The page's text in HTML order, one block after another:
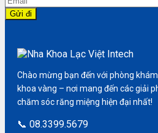
Chào mừng bạn đến với phòng
khoa vàng – nơi mang đến các giải
chăm sóc răng miệng hiện đại nhất!
📞 08.3399.5679